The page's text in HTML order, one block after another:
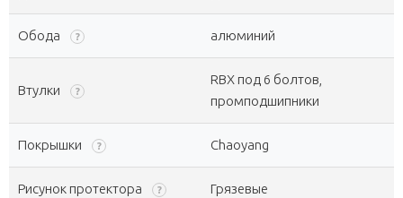
Обода ? алюминий
Втулки ?
RBX под 6 болтов,
промподшипники
Покрышки ? Chaoyang
Рисунок протектора ? Грязевые